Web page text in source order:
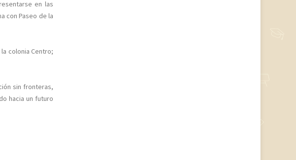
en las
con Paseo de la
colonia Centro;
sin fronteras,
hacia un futuro